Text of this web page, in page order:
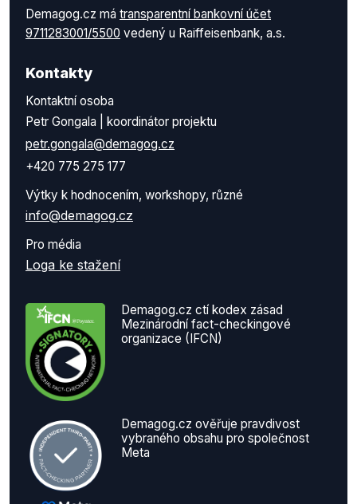
Demagog.cz má transparentní bankovní účet
9711283001/5500 vedený u Raiffeisenbank, a.s.
Kontakty
Kontaktní osoba
Petr Gongala | koordinátor projektu
petr.gongala@demagog.cz
+420 775 275 177
Výtky k hodnocením, workshopy, různé
info@demagog.cz
Pro média
Loga ke stažení
Demagog.cz ctí kodex zásad
Mezinárodní fact-checkingové
organizace (IFCN)
Demagog.cz ověřuje pravdivost
vybraného obsahu pro společnost
Meta